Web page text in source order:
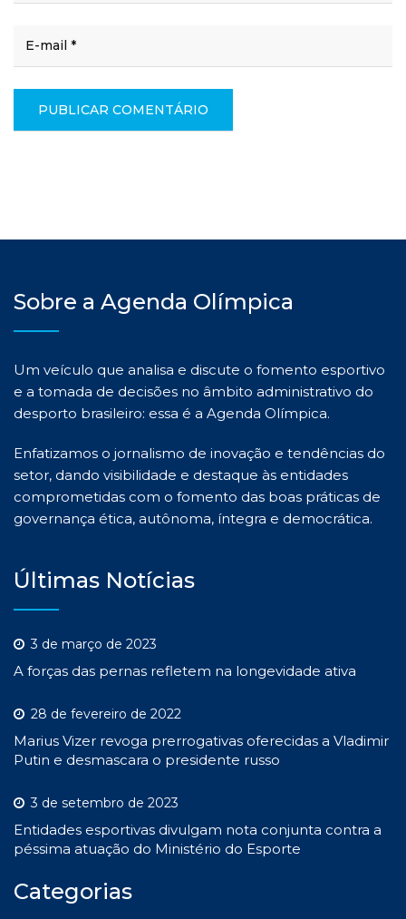
Sobre a Agenda Olímpica
Um veículo que analisa e discute o fomento esportivo
e a tomada de decisões no âmbito administrativo do
desporto brasileiro: essa é a Agenda Olímpica.
Enfatizamos o jornalismo de inovação e tendências do
setor, dando visibilidade e destaque às entidades
comprometidas com o fomento das boas práticas de
governança ética, autônoma, íntegra e democrática.
Últimas Notícias
3 de março de 2023
A forças das pernas refletem na longevidade ativa
28 de fevereiro de 2022
Marius Vizer revoga prerrogativas oferecidas a Vladimir
Putin e desmascara o presidente russo
3 de setembro de 2023
Entidades esportivas divulgam nota conjunta contra a
péssima atuação do Ministério do Esporte
Categorias